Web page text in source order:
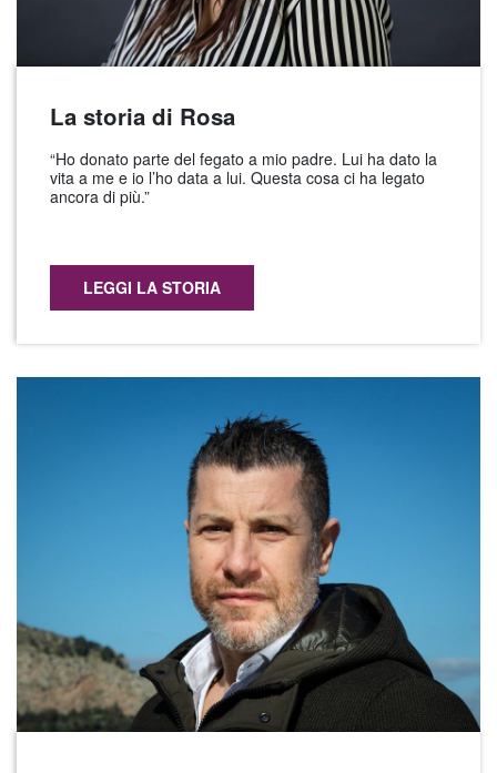
La storia di Rosa
“Ho donato parte del fegato a mio padre. Lui ha dato la
vita a me e io l’ho data a lui. Questa cosa ci ha legato
ancora di più.”
LEGGI LA STORIA